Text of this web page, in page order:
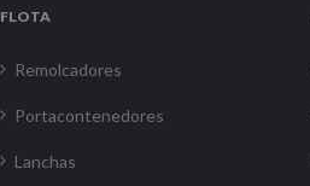
FLOTA
Remolcadores
Portacontenedores
Lanchas